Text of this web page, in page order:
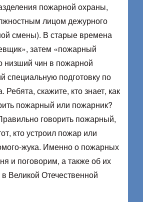
пожарной охраны,
лицом дежурного
смены). В старые времена
затем «пожарный
низший чин в пожарной
специальную подготовку по
скажите, кто знает, как
пожарный или пожарник?
говорить пожарный,
кто устроил пожар или
жука. Именно о пожарных
и поговорим, а также об их
Великой Отечественной